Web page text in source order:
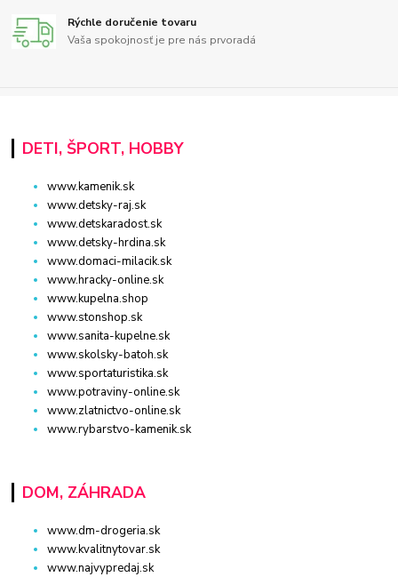
Rýchle doručenie tovaru
Vaša spokojnosť je pre nás prvoradá
DETI, ŠPORT, HOBBY
www.kamenik.sk
www.detsky-raj.sk
www.detskaradost.sk
www.detsky-hrdina.sk
www.domaci-milacik.sk
www.hracky-online.sk
www.kupelna.shop
www.stonshop.sk
www.sanita-kupelne.sk
www.skolsky-batoh.sk
www.sportaturistika.sk
www.potraviny-online.sk
www.zlatnictvo-online.sk
www.rybarstvo-kamenik.sk
DOM, ZÁHRADA
www.dm-drogeria.sk
www.kvalitnytovar.sk
www.najvypredaj.sk